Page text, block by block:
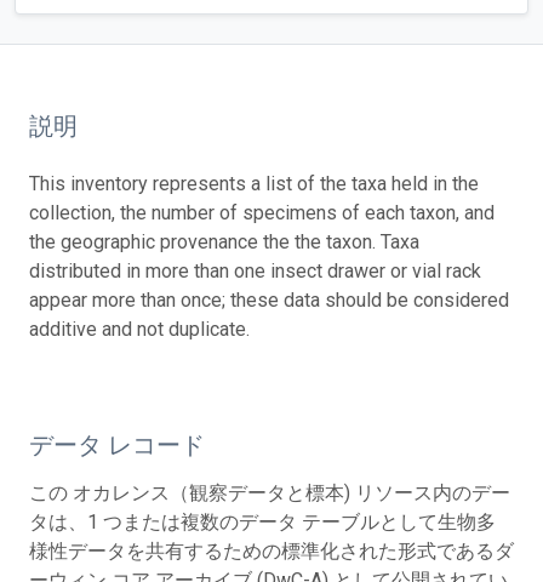
説明
This inventory represents a list of the taxa held in the
collection, the number of specimens of each taxon, and
the geographic provenance the the taxon. Taxa
distributed in more than one insect drawer or vial rack
appear more than once; these data should be considered
additive and not duplicate.
データ レコード
この オカレンス（観察データと標本) リソース内のデー
タは、1 つまたは複数のデータ テーブルとして生物多
様性データを共有するための標準化された形式であるダ